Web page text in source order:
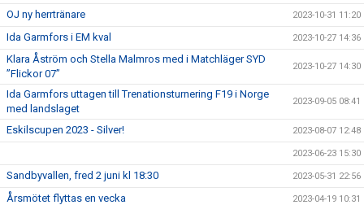
OJ ny herrtränare 2023-10-31 11:20
Ida Garmfors i EM kval 2023-10-27 14:36
Klara Åström och Stella Malmros med i Matchläger SYD
”Flickor 07”
2023-10-27 14:30
Ida Garmfors uttagen till Trenationsturnering F19 i Norge
med landslaget
2023-09-05 08:41
Eskilscupen 2023 - Silver! 2023-08-07 12:48
2023-06-23 15:30
Sandbyvallen, fred 2 juni kl 18:30 2023-05-31 22:56
Årsmötet flyttas en vecka 2023-04-19 10:31